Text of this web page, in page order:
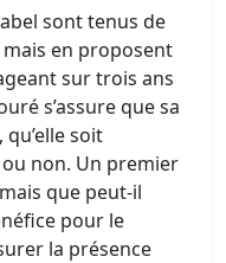
sont tenus de
en proposent
sur trois ans
s’assure que sa
soit
non. Un premier
que peut-il
pour le
la présence